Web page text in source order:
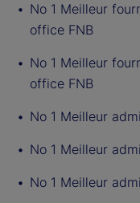
No 1 Meilleur
office FNB
No 1 Meilleur
office FNB
No 1 Meilleur
No 1 Meilleur
No 1 Meilleur